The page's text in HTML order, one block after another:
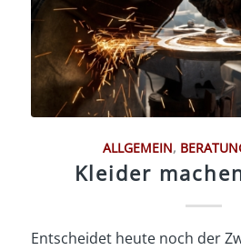
ALLGEMEIN,
Kleider
Entscheidet heute noch der